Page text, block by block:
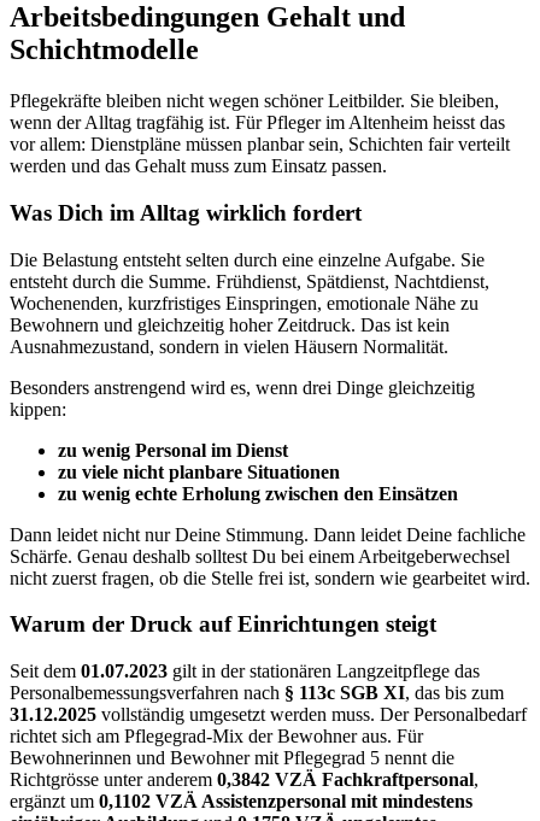
Arbeitsbedingungen Gehalt und
Schichtmodelle
Pflegekräfte bleiben nicht wegen schöner Leitbilder. Sie bleiben,
wenn der Alltag tragfähig ist. Für Pfleger im Altenheim heisst das
vor allem: Dienstpläne müssen planbar sein, Schichten fair verteilt
werden und das Gehalt muss zum Einsatz passen.
Was Dich im Alltag wirklich fordert
Die Belastung entsteht selten durch eine einzelne Aufgabe. Sie
entsteht durch die Summe. Frühdienst, Spätdienst, Nachtdienst,
Wochenenden, kurzfristiges Einspringen, emotionale Nähe zu
Bewohnern und gleichzeitig hoher Zeitdruck. Das ist kein
Ausnahmezustand, sondern in vielen Häusern Normalität.
Besonders anstrengend wird es, wenn drei Dinge gleichzeitig
kippen:
zu wenig Personal im Dienst
zu viele nicht planbare Situationen
zu wenig echte Erholung zwischen den Einsätzen
Dann leidet nicht nur Deine Stimmung. Dann leidet Deine fachliche
Schärfe. Genau deshalb solltest Du bei einem Arbeitgeberwechsel
nicht zuerst fragen, ob die Stelle frei ist, sondern wie gearbeitet wird.
Warum der Druck auf Einrichtungen steigt
Seit dem 01.07.2023 gilt in der stationären Langzeitpflege das
Personalbemessungsverfahren nach § 113c SGB XI, das bis zum
31.12.2025 vollständig umgesetzt werden muss. Der Personalbedarf
richtet sich am Pflegegrad-Mix der Bewohner aus. Für
Bewohnerinnen und Bewohner mit Pflegegrad 5 nennt die
Richtgrösse unter anderem 0,3842 VZÄ Fachkraftpersonal,
ergänzt um 0,1102 VZÄ Assistenzpersonal mit mindestens